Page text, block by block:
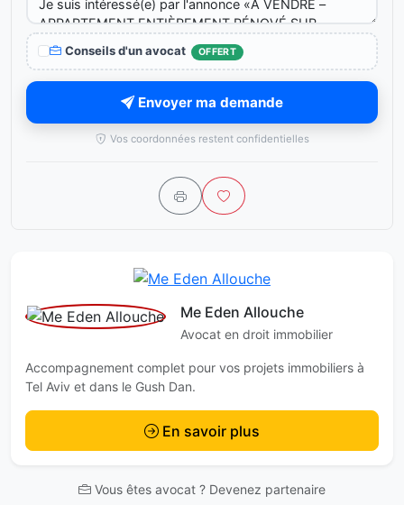
Conseils d'un avocat OFFERT
Envoyer ma demande
Vos coordonnées restent confidentielles
Me Eden Allouche
Avocat en droit immobilier
Accompagnement complet pour vos projets immobiliers à
Tel Aviv et dans le Gush Dan.
En savoir plus
Vous êtes avocat ? Devenez partenaire